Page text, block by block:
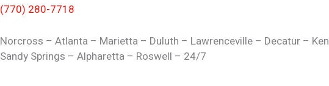
(770) 280-7718
Norcross – Atlanta – Marietta – Duluth – Lawrenceville – Decatur –
Sandy Springs – Alpharetta – Roswell – 24/7